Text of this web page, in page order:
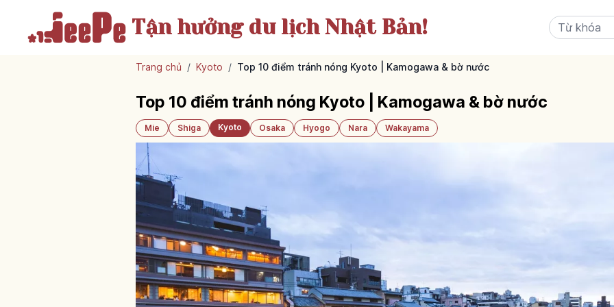
Tận hưởngdu lịch Nhật Bản!
Trang chủ / Kyoto / Top 10 điểm tránh nóng Kyoto | Kamogawa & bờ nước
Top 10 điểm tránh nóng Kyoto | Kamogawa & bờ nước
Mie Shiga Kyoto Osaka Hyogo Nara Wakayama